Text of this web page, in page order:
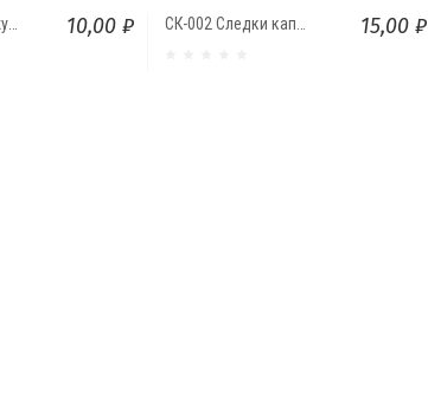
СК-003 Следки (ажурные) 10,00 ₽ 15,00 ₽